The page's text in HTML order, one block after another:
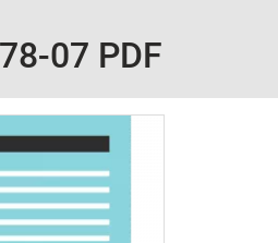
07 PDF